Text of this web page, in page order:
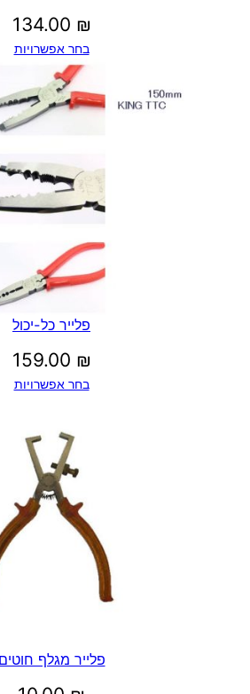
134.00 ₪
בחר אפשרויות
פלייר כל-יכול
159.00 ₪
בחר אפשרויות
פלייר מגלף חוטים